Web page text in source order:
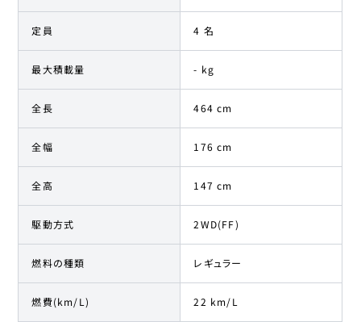
定員 4 名
最大積載量 - kg
全長 464 cm
全幅 176 cm
全高 147 cm
駆動方式 2WD(FF)
燃料の種類 レギュラー
燃費(km/L) 22 km/L